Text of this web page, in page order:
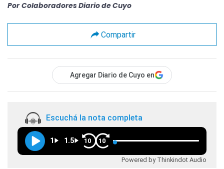
Por Colaboradores Diario de Cuyo
Compartir
Agregar Diario de Cuyo en
Escuchá la nota completa
1 1.5 10 10
Powered by Thinkindot Audio